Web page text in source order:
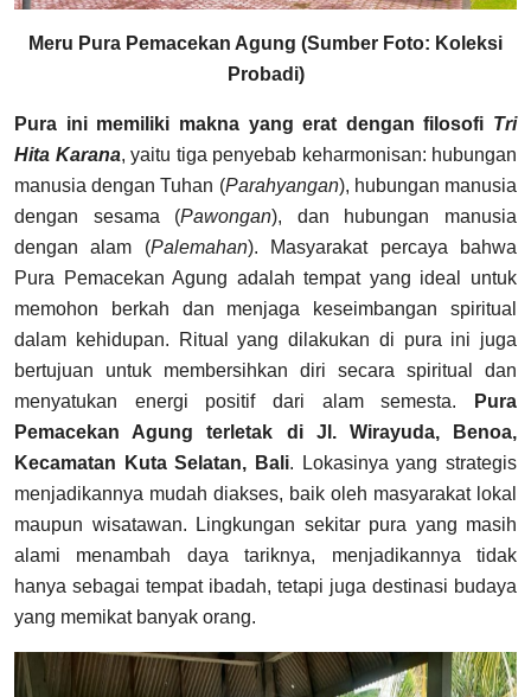
Meru Pura Pemacekan Agung (Sumber Foto: Koleksi
Probadi)
Pura ini memiliki makna yang erat dengan filosofi Tri
Hita Karana, yaitu tiga penyebab keharmonisan: hubungan
manusia dengan Tuhan (Parahyangan), hubungan manusia
dengan sesama (Pawongan), dan hubungan manusia
dengan alam (Palemahan). Masyarakat percaya bahwa
Pura Pemacekan Agung adalah tempat yang ideal untuk
memohon berkah dan menjaga keseimbangan spiritual
dalam kehidupan. Ritual yang dilakukan di pura ini juga
bertujuan untuk membersihkan diri secara spiritual dan
menyatukan energi positif dari alam semesta.
Pura
Pemacekan Agung terletak di Jl. Wirayuda, Benoa,
Kecamatan Kuta Selatan, Bali. Lokasinya yang strategis
menjadikannya mudah diakses, baik oleh masyarakat lokal
maupun wisatawan. Lingkungan sekitar pura yang masih
alami menambah daya tariknya, menjadikannya tidak
hanya sebagai tempat ibadah, tetapi juga destinasi budaya
yang memikat banyak orang.